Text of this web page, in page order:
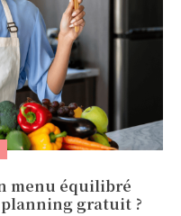
menu équilibré
gratuit ?